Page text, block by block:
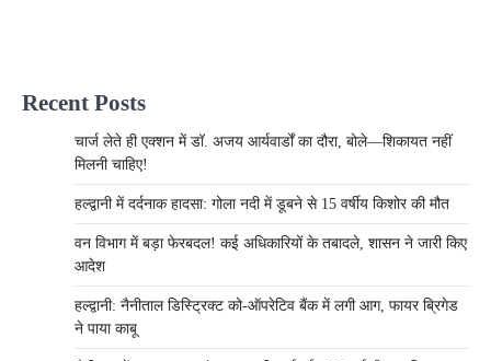
Recent Posts
चार्ज लेते ही एक्शन में डॉ. अजय आर्यवार्डों का दौरा, बोले—शिकायत नहीं
मिलनी चाहिए!
हल्द्वानी में दर्दनाक हादसा: गोला नदी में डूबने से 15 वर्षीय किशोर की मौत
वन विभाग में बड़ा फेरबदल! कई अधिकारियों के तबादले, शासन ने जारी किए
आदेश
हल्द्वानी: नैनीताल डिस्ट्रिक्ट को-ऑपरेटिव बैंक में लगी आग, फायर ब्रिगेड
ने पाया काबू